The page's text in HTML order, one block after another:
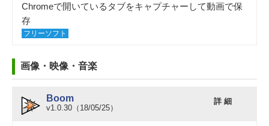
Chromeで開いているタブをキャプチャーして動画で保
存
フリーソフト
画像・映像・音楽
Boom
v1.0.30（18/05/25）
詳 細